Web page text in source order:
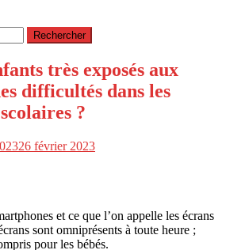
très exposés aux
difficultés dans les
?
26 février 2023
et ce que l’on appelle les écrans
sont omniprésents à toute heure ;
pour les bébés.